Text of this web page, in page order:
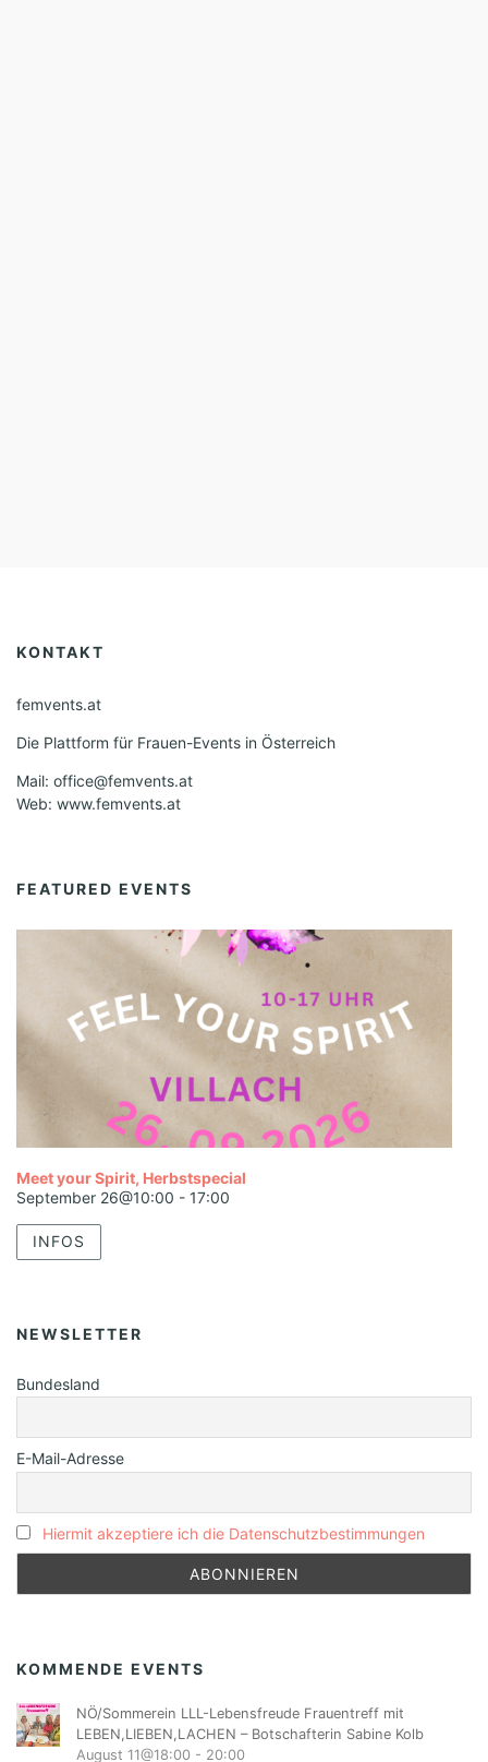
KONTAKT
femvents.at
Die Plattform für Frauen-Events in Österreich
Mail: office@femvents.at
Web: www.femvents.at
FEATURED EVENTS
Meet your Spirit, Herbstspecial
September 26@10:00 - 17:00
INFOS
NEWSLETTER
Bundesland
E-Mail-Adresse
Hiermit akzeptiere ich die Datenschutzbestimmungen
KOMMENDE EVENTS
NÖ/Sommerein LLL-Lebensfreude Frauentreff mit
LEBEN,LIEBEN,LACHEN – Botschafterin Sabine Kolb
August 11@18:00 - 20:00